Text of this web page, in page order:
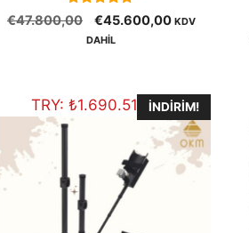
5.00
out of 5
€47.800,00
Orijinal
fiyat:
€45.600,00Şu
KDV
DAHİL
TRY: ₺1.690.519,60İNDIRIM!